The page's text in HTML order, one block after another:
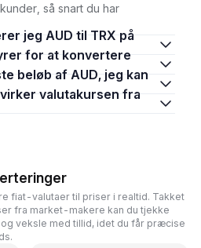
så snart du har
fiat-valutaer til priser i realtid. Takket
fra market-makere kan du tjekke
veksle med tillid, idet du får præcise